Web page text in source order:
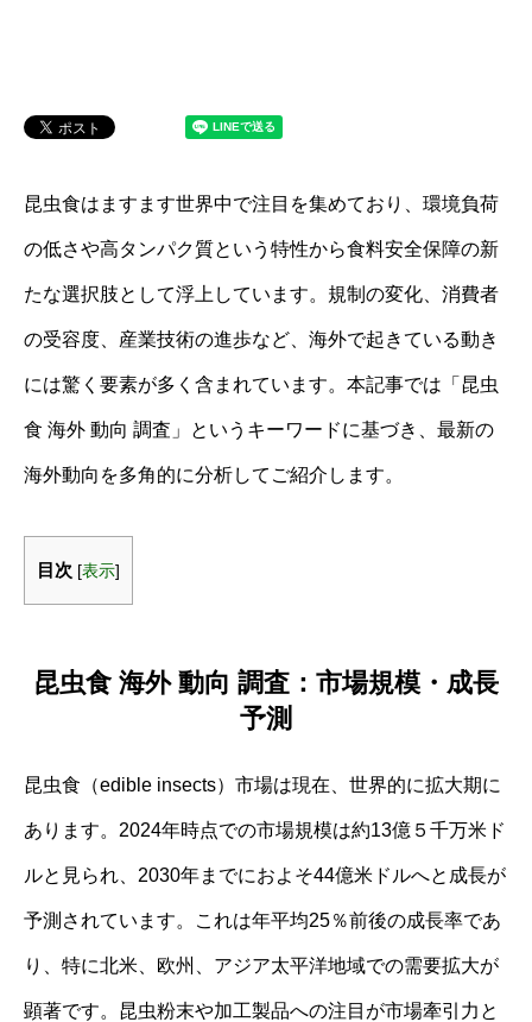
昆虫食はますます世界中で注目を集めており、環境負荷
の低さや高タンパク質という特性から食料安全保障の新
たな選択肢として浮上しています。規制の変化、消費者
の受容度、産業技術の進歩など、海外で起きている動き
には驚く要素が多く含まれています。本記事では「昆虫
食 海外 動向 調査」というキーワードに基づき、最新の
海外動向を多角的に分析してご紹介します。
目次 [表示]
昆虫食 海外 動向 調査：市場規模・成長
予測
昆虫食（edible insects）市場は現在、世界的に拡大期に
あります。2024年時点での市場規模は約13億５千万米ド
ルと見られ、2030年までにおよそ44億米ドルへと成長が
予測されています。これは年平均25％前後の成長率であ
り、特に北米、欧州、アジア太平洋地域での需要拡大が
顕著です。昆虫粉末や加工製品への注目が市場牽引力と